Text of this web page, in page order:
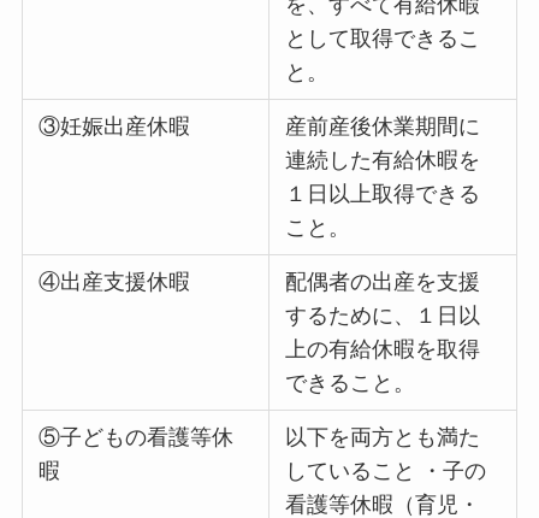
として取得できるこ
と。
③妊娠出産休暇
産前産後休業期間に
連続した有給休暇を
１日以上取得できる
こと。
④出産支援休暇
配偶者の出産を支援
するために、１日以
上の有給休暇を取得
できること。
⑤子どもの看護等休
暇
以下を両方とも満た
していること ・子の
看護等休暇（育児・